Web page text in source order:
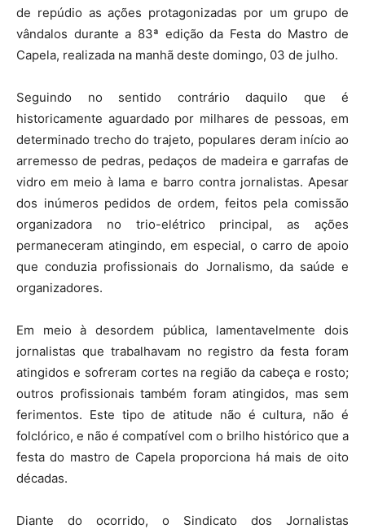
de repúdio as ações protagonizadas por um grupo de
vândalos durante a 83ª edição da Festa do Mastro de
Capela, realizada na manhã deste domingo, 03 de julho.
Seguindo no sentido contrário daquilo que é
historicamente aguardado por milhares de pessoas, em
determinado trecho do trajeto, populares deram início ao
arremesso de pedras, pedaços de madeira e garrafas de
vidro em meio à lama e barro contra jornalistas. Apesar
dos inúmeros pedidos de ordem, feitos pela comissão
organizadora no trio-elétrico principal, as ações
permaneceram atingindo, em especial, o carro de apoio
que conduzia profissionais do Jornalismo, da saúde e
organizadores.
Em meio à desordem pública, lamentavelmente dois
jornalistas que trabalhavam no registro da festa foram
atingidos e sofreram cortes na região da cabeça e rosto;
outros profissionais também foram atingidos, mas sem
ferimentos. Este tipo de atitude não é cultura, não é
folclórico, e não é compatível com o brilho histórico que a
festa do mastro de Capela proporciona há mais de oito
décadas.
Diante do ocorrido, o Sindicato dos Jornalistas